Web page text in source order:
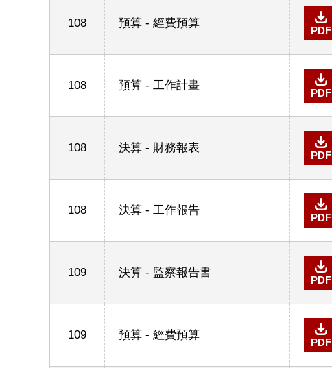
108 預算 - 經費預算
PDF
108 預算 - 工作計畫
PDF
108 決算 - 財務報表
PDF
108 決算 - 工作報告
PDF
109 決算 - 監察報告書
PDF
109 預算 - 經費預算
PDF